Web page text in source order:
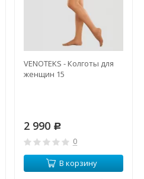
VENOTEKS - Колготы для
женщин 15
2 990 Р
0
В корзину